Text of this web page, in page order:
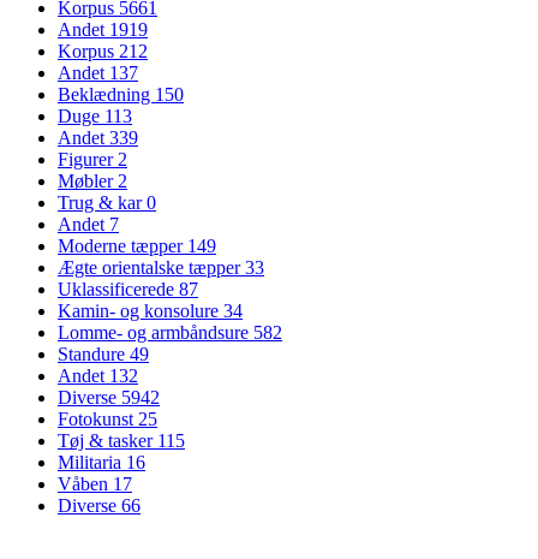
Korpus 5661
Andet 1919
Korpus 212
Andet 137
Beklædning 150
Duge 113
Andet339
Figurer2
Møbler2
Trug & kar0
Andet 7
Moderne tæpper 149
Ægte orientalske tæpper33
Uklassificerede 87
Kamin- og konsolure 34
Lomme- og armbåndsure 582
Standure 49
Andet 132
Diverse 5942
Fotokunst25
Tøj & tasker 115
Militaria 16
Våben 17
Diverse 66